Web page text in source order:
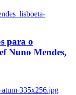
para o
Nuno Mendes,
atum-335x256.jpg